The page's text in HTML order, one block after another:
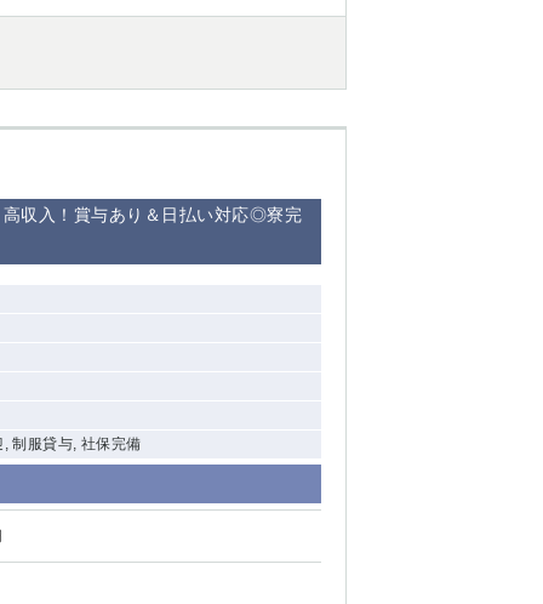
収入！賞与あり＆日払い対応◎寮完
制服貸与, 社保完備